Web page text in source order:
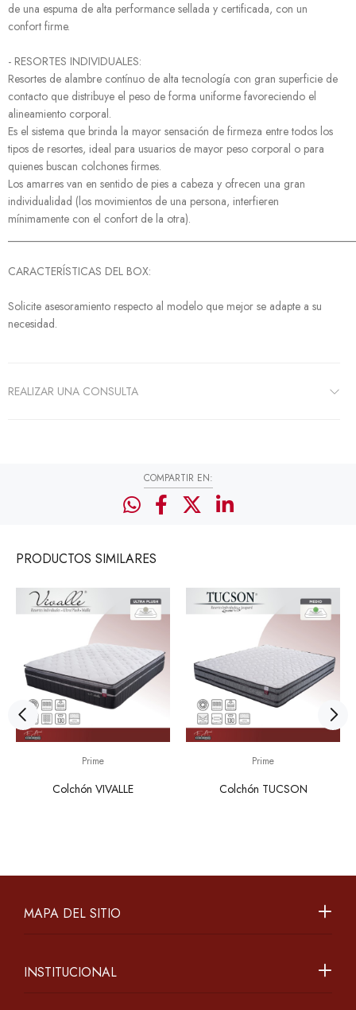
de una espuma de alta performance sellada y certificada, con un
confort firme.
- RESORTES INDIVIDUALES:
Resortes de alambre contínuo de alta tecnología con gran superficie de
contacto que distribuye el peso de forma uniforme favoreciendo el
alineamiento corporal.
Es el sistema que brinda la mayor sensación de firmeza entre todos los
tipos de resortes, ideal para usuarios de mayor peso corporal o para
quienes buscan colchones firmes.
Los amarres van en sentido de pies a cabeza y ofrecen una gran
individualidad (los movimientos de una persona, interfieren
mínimamente con el confort de la otra).
CARACTERÍSTICAS DEL BOX:
Solicite asesoramiento respecto al modelo que mejor se adapte a su
necesidad.
REALIZAR UNA CONSULTA
COMPARTIR EN:
PRODUCTOS SIMILARES
Prime
Colchón VIVALLE
Prime
Colchón TUCSON
MAPA DEL SITIO
INSTITUCIONAL